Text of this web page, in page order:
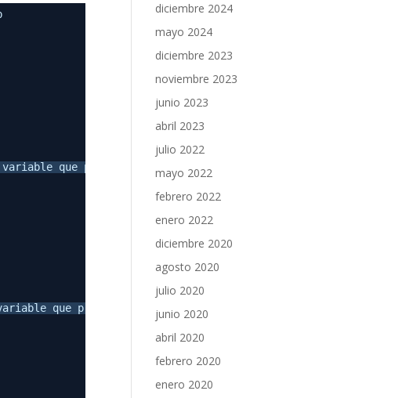
variable que predominará sobre la que se defina en
que predominará sobre la que se defina en
diciembre 2024
mayo 2024
diciembre 2023
noviembre 2023
junio 2023
abril 2023
julio 2022
mayo 2022
febrero 2022
enero 2022
diciembre 2020
agosto 2020
julio 2020
junio 2020
abril 2020
febrero 2020
enero 2020